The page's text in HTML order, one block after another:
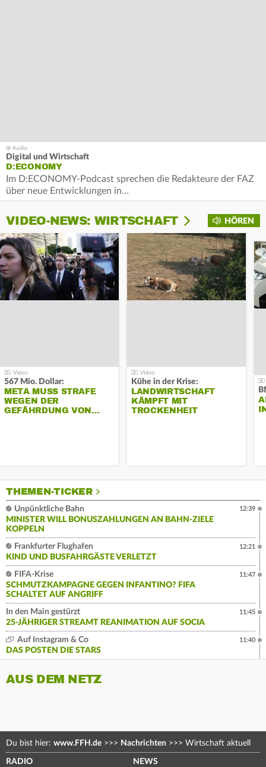
Digital und Wirtschaft
D:ECONOMY
Im D:ECONOMY-Podcast sprechen die Redakteure der FAZ
über neue Entwicklungen in…
HÖREN
VIDEO-NEWS: WIRTSCHAFT
567 Mio. Dollar:
META MUSS STRAFE
WEGEN DER
GEFÄHRDUNG VON…
Kühe in der Krise:
LANDWIRTSCHAFT
KÄMPFT MIT
TROCKENHEIT
THEMEN-TICKER
Unpünktliche Bahn
MINISTER WILL BONUSZAHLUNGEN AN BAHN-ZIELE
KOPPELN
12:39
Frankfurter Flughafen
KIND UND BUSFAHRGÄSTE VERLETZT
12:21
FIFA-Krise
SCHMUTZKAMPAGNE GEGEN INFANTINO? FIFA
SCHALTET AUF ANGRIFF
11:47
In den Main gestürzt
25-JÄHRIGER STREAMT REANIMATION AUF SOCIA
11:45
Auf Instagram & Co
DAS POSTEN DIE STARS
11:40
AUS DEM NETZ
Du bist hier: www.FFH.de >>> Nachrichten >>> Wirtschaft aktuell
RADIO NEWS